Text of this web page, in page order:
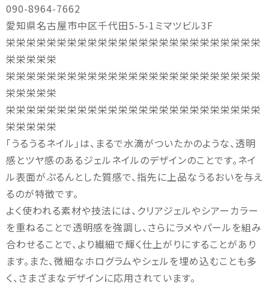
090-8964-7662
愛知県名古屋市中区千代田5-5-1ミマツビル3F
栄栄栄栄栄栄栄栄栄栄栄栄栄栄栄栄栄栄栄栄栄栄栄栄栄
栄栄栄栄栄
栄栄栄栄栄栄栄栄栄栄栄栄栄栄栄栄栄栄栄栄栄栄栄栄栄
栄栄栄栄栄
栄栄栄栄栄栄栄栄栄栄栄栄栄栄栄栄栄栄栄栄栄栄栄栄栄
栄栄栄栄栄
「うるうるネイル」は、まるで水滴がついたかのような、透明
感とツヤ感のあるジェルネイルのデザインのことです。ネイ
ル表面がぷるんとした質感で、指先に上品なうるおいを与え
るのが特徴です。
よく使われる素材や技法には、クリアジェルやシアーカラー
を重ねることで透明感を強調し、さらにラメやパールを組み
合わせることで、より繊細で輝く仕上がりにすることがあり
ます。また、微細なホログラムやシェルを埋め込むことも多
く、さまざまなデザインに応用されています。